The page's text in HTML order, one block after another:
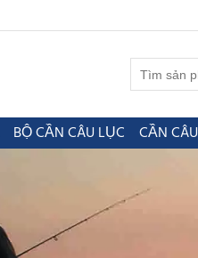
BỘ CẦN CÂU LỤC CẦN